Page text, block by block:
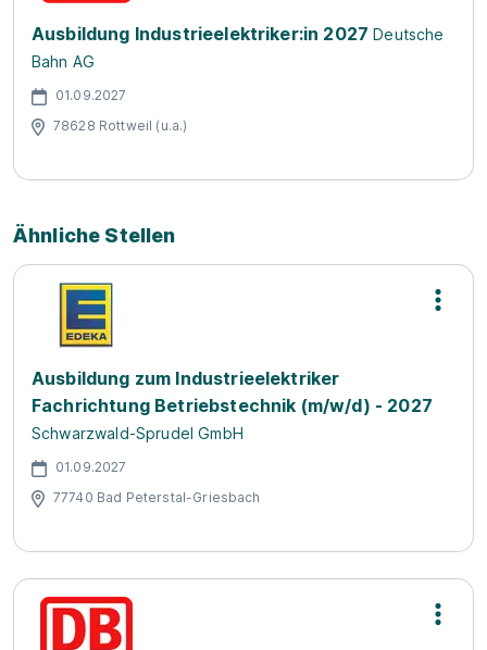
Ausbildung Industrieelektriker:in 2027 Deutsche
Bahn AG
01.09.2027
78628 Rottweil (u.a.)
Ähnliche Stellen
Ausbildung zum Industrieelektriker
Fachrichtung Betriebstechnik (m/w/d) - 2027
Schwarzwald-Sprudel GmbH
01.09.2027
77740 Bad Peterstal-Griesbach